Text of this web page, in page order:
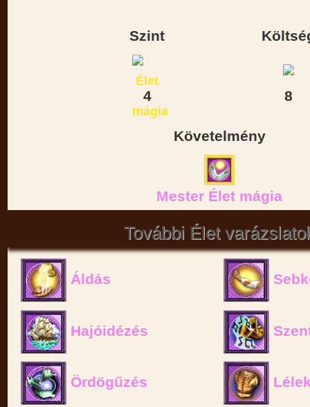
Szint
4 8
Követelmény
Mester Élet mágia
További Élet
Áldás
Hajóidézés
Ördögűzés